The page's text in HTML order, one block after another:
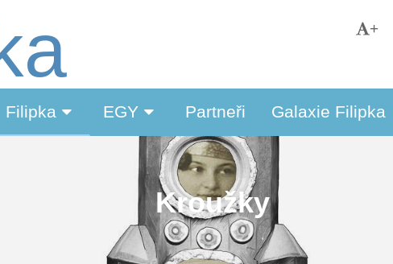
+
Filipka EGY Partneři Galaxie Filipka
Kroužky